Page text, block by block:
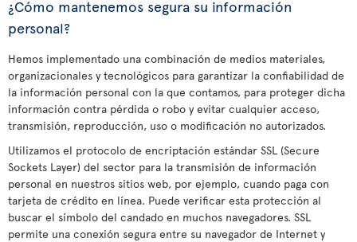
¿Cómo mantenemos segura su información
personal?
Hemos implementado una combinación de medios materiales,
organizacionales y tecnológicos para garantizar la confiabilidad de
la información personal con la que contamos, para proteger dicha
información contra pérdida o robo y evitar cualquier acceso,
transmisión, reproducción, uso o modificación no autorizados.
Utilizamos el protocolo de encriptación estándar SSL (Secure
Sockets Layer) del sector para la transmisión de información
personal en nuestros sitios web, por ejemplo, cuando paga con
tarjeta de crédito en línea. Puede verificar esta protección al
buscar el símbolo del candado en muchos navegadores. SSL
permite una conexión segura entre su navegador de Internet y